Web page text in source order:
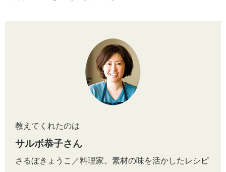
教えてくれたのは
サルボ恭子さん
さるぼきょうこ／料理家。素材の味を活かしたレシピ